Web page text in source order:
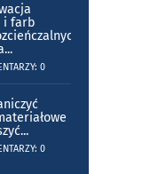
i farb
...
0
...
0